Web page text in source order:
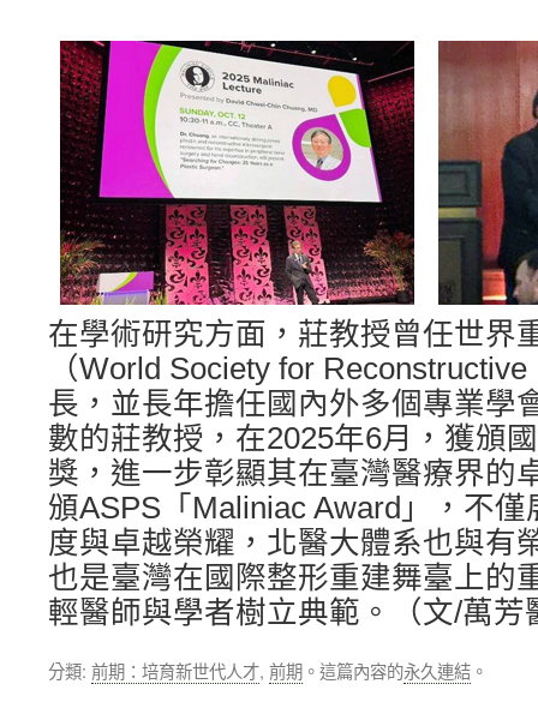
在學術研究方面，莊教授曾任世界
（World Society for
長，並長年擔任國內外多個專業學
數的莊教授，在2025年6月，獲頒
獎，進一步彰顯其在臺灣醫療界的
頒ASPS「Maliniac Award」，不
度與卓越榮耀，北醫大體系也與有
也是臺灣在國際整形重建舞臺上的
輕醫師與學者樹立典範。（文/萬芳
分類: 前期：培育新世代人才, 前期 。這篇內容的永久連結 。